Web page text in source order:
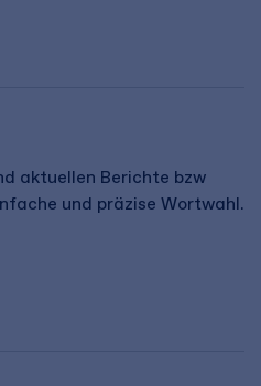
aktuellen Berichte bzw
und präzise Wortwahl.